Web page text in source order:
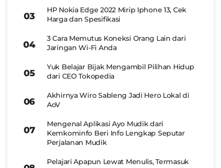
HP Nokia Edge 2022 Mirip Iphone 13, Cek
Harga dan Spesifikasi
3 Cara Memutus Koneksi Orang Lain dari
Jaringan Wi-Fi Anda
Yuk Belajar Bijak Mengambil Pilihan Hidup
dari CEO Tokopedia
Akhirnya Wiro Sableng Jadi Hero Lokal di
AoV
Mengenal Aplikasi Ayo Mudik dari
Kemkominfo Beri Info Lengkap Seputar
Perjalanan Mudik
Pelajari Apapun Lewat Menulis, Termasuk